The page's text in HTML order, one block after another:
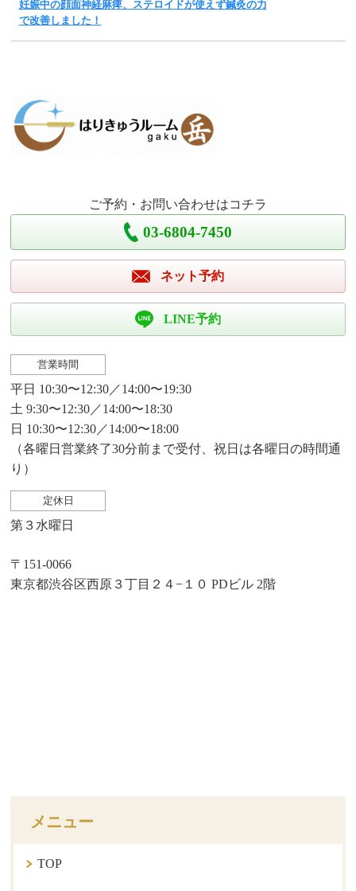
妊娠中の顔面神経麻痺、ステロイドが使えず鍼灸の力
で改善しました！
ご予約・お問い合わせはコチラ
03-6804-7450
ネット予約
LINE予約
営業時間
平日 10:30〜12:30／14:00〜19:30
土 9:30〜12:30／14:00〜18:30
日 10:30〜12:30／14:00〜18:00
（各曜日営業終了30分前まで受付、祝日は各曜日の時間通
り）
定休日
第３水曜日
〒151-0066
東京都渋谷区西原３丁目２４−１０ PDビル 2階
メニュー
TOP